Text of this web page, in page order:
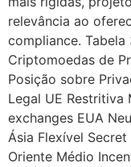
relevância ao
compliance. Tabela
Criptomoedas de
Posição sobre
Legal UE Restritiva
exchanges EUA
Ásia Flexível
Oriente Médio